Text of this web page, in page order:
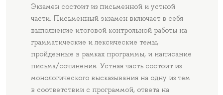
Экзамен состоит из письменной и устной
части. Письменный экзамен включает в себя
выполнение итоговой контрольной работы на
грамматические и лексические темы,
пройденные в рамках программы, и написание
письма/сочинения. Устная часть состоит из
монологического высказывания на одну из тем
в соответствии с программой, ответа на